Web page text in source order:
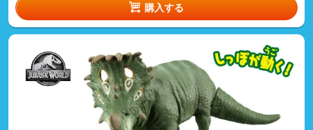
購入する